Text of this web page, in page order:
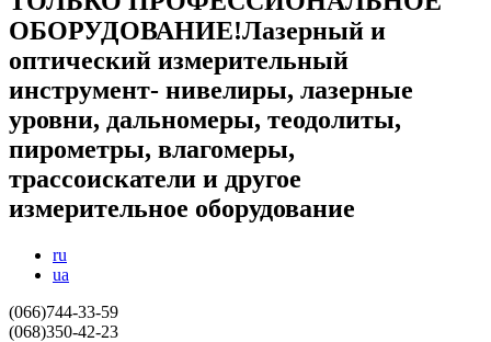
ОБОРУДОВАНИЕ!Лазерный и
оптический измерительный
инструмент- нивелиры, лазерные
уровни, дальномеры, теодолиты,
пирометры, влагомеры,
трассоискатели и другое
измерительное оборудование
ru
ua
(066)744-33-59
(068)350-42-23